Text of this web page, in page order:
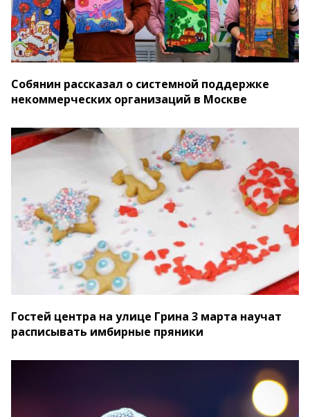
Собянин рассказал о системной поддержке
некоммерческих организаций в Москве
Гостей центра на улице Грина 3 марта научат
расписывать имбирные пряники